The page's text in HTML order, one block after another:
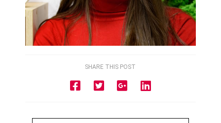
SHARE THIS POST